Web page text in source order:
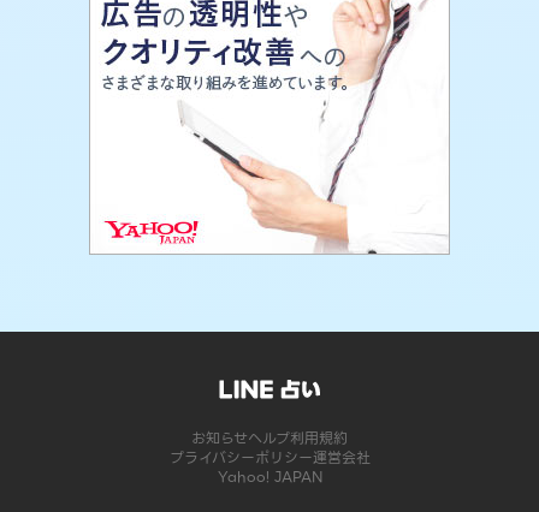
お知らせヘルプ利用規約
プライバシーポリシー運営会社
Yahoo! JAPAN